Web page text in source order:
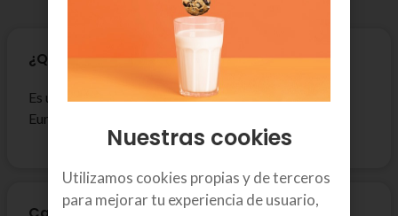
¿Qué es?
Es un bono para líneas móviles que te permite hablar
Europa Plus.
Nuestras cookies
Utilizamos cookies propias y de terceros
para mejorar tu experiencia de usuario,